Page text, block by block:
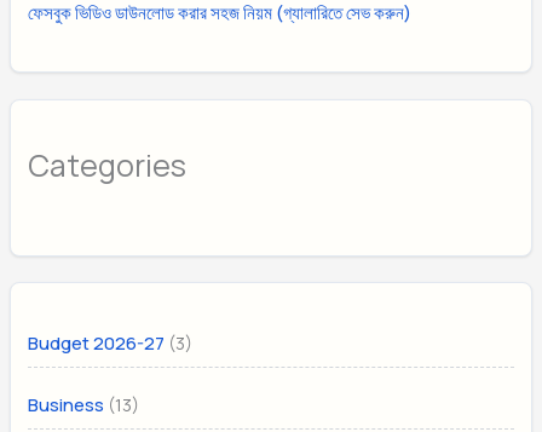
ফেসবুক ভিডিও ডাউনলোড করার সহজ নিয়ম (গ্যালারিতে সেভ করুন)
Categories
Budget 2026-27 (3)
Business (13)